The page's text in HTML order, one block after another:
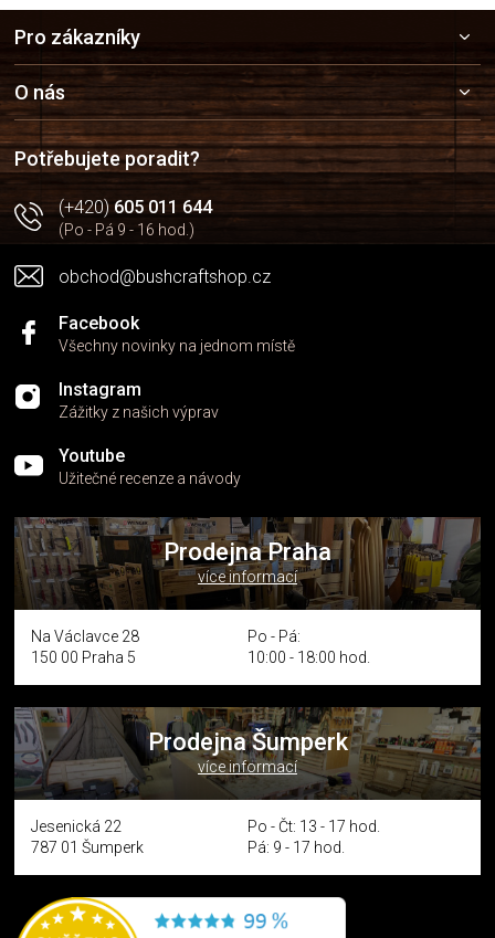
a
t
í
Pro zákazníky
O nás
Potřebujete poradit?
(+420)605 011 644
(Po - Pá 9 - 16 hod.)
obchod@bushcraftshop.cz
Facebook
Všechny novinky na jednom místě
Instagram
Zážitky z našich výprav
Youtube
Užitečné recenze a návody
Prodejna Praha
více informací
Na Václavce 28
150 00 Praha 5
Po - Pá:
10:00 - 18:00 hod.
Prodejna Šumperk
více informací
Jesenická 22
787 01 Šumperk
Po - Čt: 13 - 17 hod.
Pá: 9 - 17 hod.